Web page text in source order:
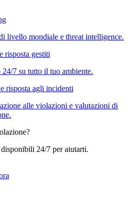
livello mondiale e threat intelligence.
risposta gestiti
7 su tutto il tuo ambiente.
risposta agli incidenti
alle violazioni e valutazioni di
24/7 per aiutarti.